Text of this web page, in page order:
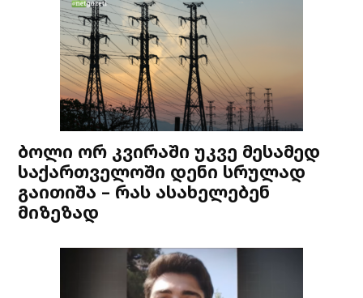
ბოლი ორ კვირაში უკვე მესამედ
საქართველოში დენი სრულად
გაითიშა – რას ასახელებენ
მიზეზად